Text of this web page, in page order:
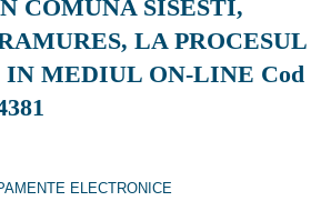
COMUNA SISESTI,
LA PROCESUL
IN MEDIUL ON-LINE Cod
ELECTRONICE